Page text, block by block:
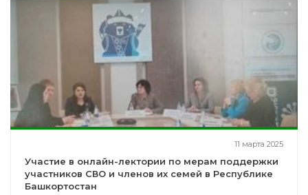
11 марта 2025
Участие в онлайн-лектории по мерам поддержки
участников СВО и членов их семей в Республике
Башкортостан